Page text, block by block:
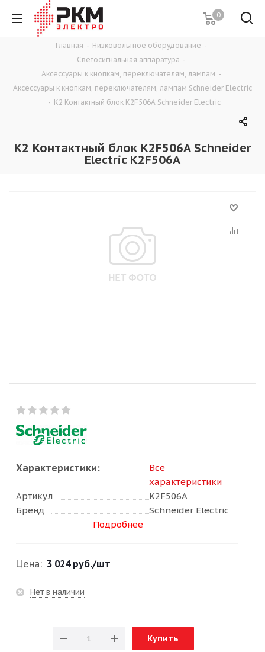
0
Главная - Низковольтное оборудование -
Светосигнальная аппаратура -
Аксессуары к кнопкам, переключателям, лампам -
Аксессуары к кнопкам, переключателям, лампам Schneider Electric
- К2 Контактный блок K2F506A Schneider Electric
К2 Контактный блок K2F506A Schneider
Electric K2F506A
Характеристики:
Все
характеристики
Артикул
K2F506A
Бренд
Schneider Electric
Подробнее
Цена: 3 024 руб./шт
Нет в наличии
Купить